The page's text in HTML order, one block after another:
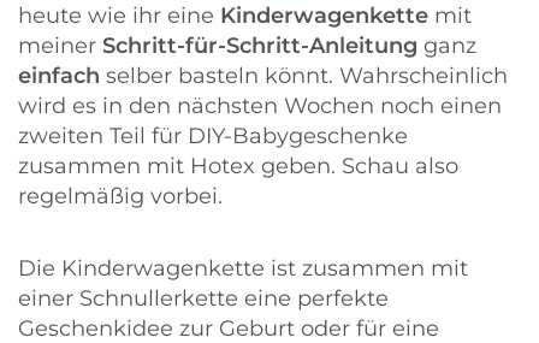
heute wie ihr eine Kinderwagenkette mit
meiner Schritt-für-Schritt-Anleitung ganz
einfach selber basteln könnt. Wahrscheinlich
wird es in den nächsten Wochen noch einen
zweiten Teil für DIY-Babygeschenke
zusammen mit Hotex geben. Schau also
regelmäßig vorbei.
Die Kinderwagenkette ist zusammen mit
einer Schnullerkette eine perfekte
Geschenkidee zur Geburt oder für eine